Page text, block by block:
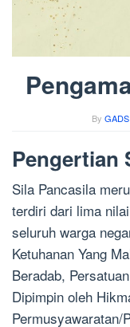
By
Pengertian
Sila Pancasila
terdiri dari lima
seluruh warga
Ketuhanan Yang
Beradab,
Dipimpin oleh
Permusyawaratan/